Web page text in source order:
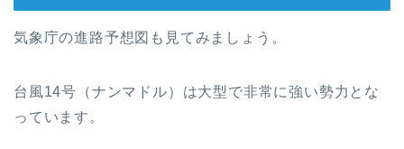
気象庁の進路予想図も見てみましょう。
台風14号（ナンマドル）は大型で非常に強い勢力とな
っています。